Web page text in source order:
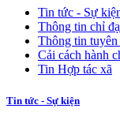
Tin tức - Sự
Thông tin chỉ
Thông tin tuyên
Cải cách hành
Tin Hợp tác xã
Tin tức - Sự kiện